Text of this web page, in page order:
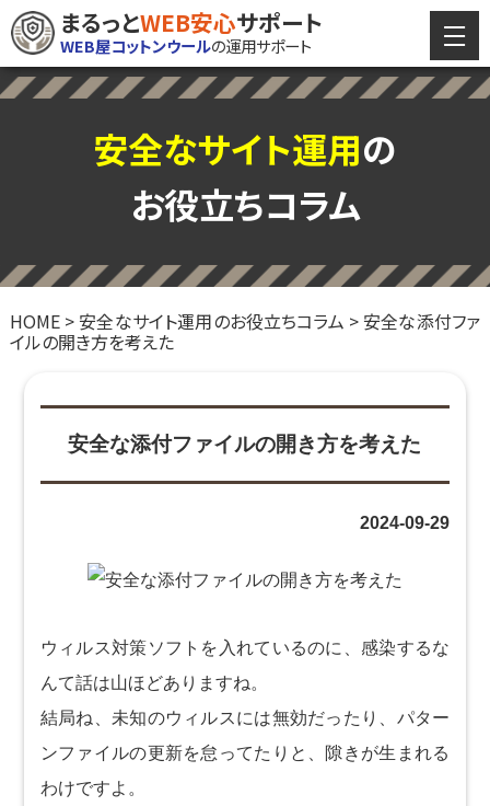
まるっとWEB安心サポート
WEB屋コットンウールの運用サポート
安全なサイト運用の
お役立ちコラム
HOME> 安全なサイト運用のお役立ちコラム > 安全な添付ファ
イルの開き方を考えた
安全な添付ファイルの開き方を考えた
2024-09-29
ウィルス対策ソフトを入れているのに、感染するな
んて話は山ほどありますね。
結局ね、未知のウィルスには無効だったり、パター
ンファイルの更新を怠ってたりと、隙きが生まれる
わけですよ。